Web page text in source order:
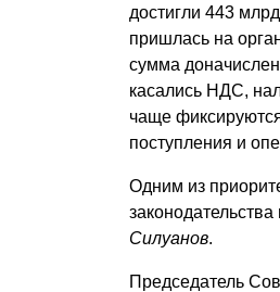
достигли 443
пришлась на
сумма
касались НДС,
чаще
поступления и
Одним из
Силуанов.
Председатель